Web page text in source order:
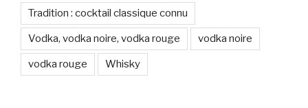
Tradition : cocktail classique connu
Vodka, vodka noire, vodka rouge vodka noire
vodka rouge Whisky